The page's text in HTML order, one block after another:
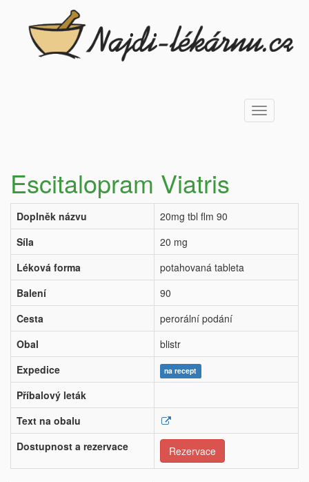
Toggle
navigation
Escitalopram Viatris
Doplněk názvu
20mg tbl flm 90
Síla
20 mg
Léková forma
potahovaná tableta
Balení
90
Cesta
perorální podání
Obal
blistr
Expedice
na recept
Příbalový leták
Text na obalu
Dostupnost a rezervace
Rezervace